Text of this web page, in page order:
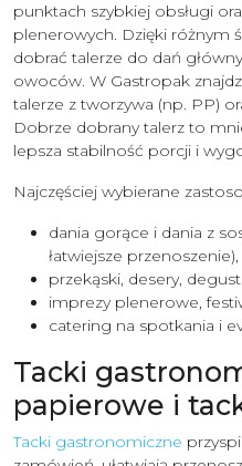
punktach szybkiej obsługi
plenerowych. Dzięki różnym
dobrać talerze do dań
owoców. W Gastropak
talerze z tworzywa (np. PP)
Dobrze dobrany talerz to
lepsza stabilność porcji i
Najczęściej wybierane
dania gorące i dania z
łatwiejsze przenoszenie),
przekąski, desery,
imprezy plenerowe,
catering na spotkania i
Tacki
papierowe i
Tacki gastronomiczne